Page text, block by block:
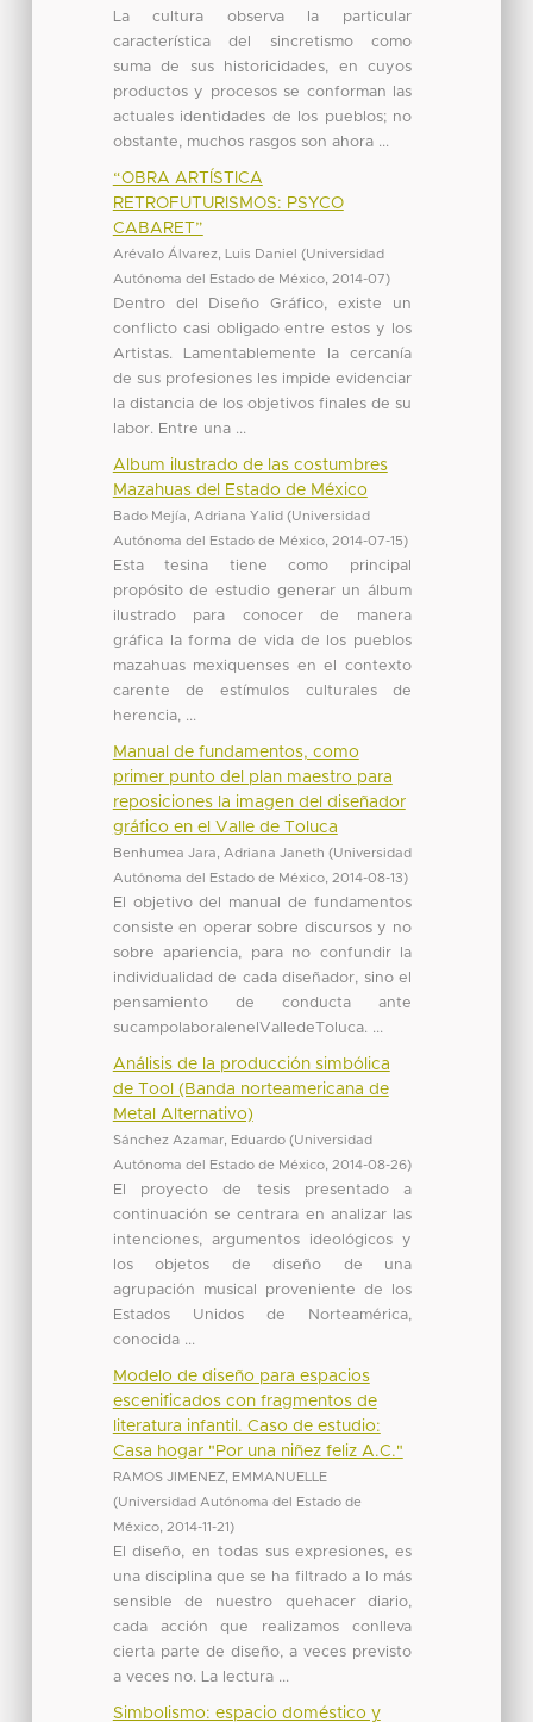
La cultura observa la particular
característica del sincretismo como
suma de sus historicidades, en cuyos
productos y procesos se conforman las
actuales identidades de los pueblos; no
obstante, muchos rasgos son ahora ...
“OBRA ARTÍSTICA
RETROFUTURISMOS: PSYCO
CABARET”
Arévalo Álvarez, Luis Daniel (Universidad
Autónoma del Estado de México, 2014-07)
Dentro del Diseño Gráfico, existe un
conflicto casi obligado entre estos y los
Artistas. Lamentablemente la cercanía
de sus profesiones les impide evidenciar
la distancia de los objetivos finales de su
labor. Entre una ...
Album ilustrado de las costumbres
Mazahuas del Estado de México
Bado Mejía, Adriana Yalid (Universidad
Autónoma del Estado de México, 2014-07-15)
Esta tesina tiene como principal
propósito de estudio generar un álbum
ilustrado para conocer de manera
gráfica la forma de vida de los pueblos
mazahuas mexiquenses en el contexto
carente de estímulos culturales de
herencia, ...
Manual de fundamentos, como
primer punto del plan maestro para
reposiciones la imagen del diseñador
gráfico en el Valle de Toluca
Benhumea Jara, Adriana Janeth (Universidad
Autónoma del Estado de México, 2014-08-13)
El objetivo del manual de fundamentos
consiste en operar sobre discursos y no
sobre apariencia, para no confundir la
individualidad de cada diseñador, sino el
pensamiento de conducta ante
sucampolaboralenelValledeToluca. ...
Análisis de la producción simbólica
de Tool (Banda norteamericana de
Metal Alternativo)
Sánchez Azamar, Eduardo (Universidad
Autónoma del Estado de México, 2014-08-26)
El proyecto de tesis presentado a
continuación se centrara en analizar las
intenciones, argumentos ideológicos y
los objetos de diseño de una
agrupación musical proveniente de los
Estados Unidos de Norteamérica,
conocida ...
Modelo de diseño para espacios
escenificados con fragmentos de
literatura infantil. Caso de estudio:
Casa hogar "Por una niñez feliz A.C."
RAMOS JIMENEZ, EMMANUELLE
(Universidad Autónoma del Estado de
México, 2014-11-21)
El diseño, en todas sus expresiones, es
una disciplina que se ha filtrado a lo más
sensible de nuestro quehacer diario,
cada acción que realizamos conlleva
cierta parte de diseño, a veces previsto
a veces no. La lectura ...
Simbolismo: espacio doméstico y